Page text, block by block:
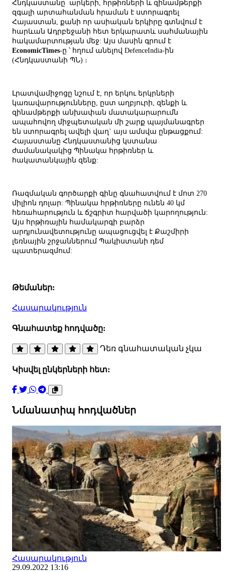
Հնդկաստանը արկերի, հրթիռների և զինամթերքի
զգալի արտահանման հրաման է ստորագրել
Հայաստան, քանի որ ասիական երկիրը գտնվում է
հարևան Ադրբեջանի հետ երկարատև սահմանային
հակամարտության մեջ: Այս մասին գրում է
EconomicTimes-ը ՝ հղում անելով DefenceIndia-ին
(Հնդկաստանի ՊՆ) ։
Լրատվամիջոցը նշում է, որ երկու երկրների
կառավարությունները, ըստ աղբյուրի, զենքի և
զինամթերքի անխափան մատակարարումն
ապահովող միջպետական մի շարք պայմանագրեր
են ստորագրել ավելի վաղ` այս ամսվա ընթացքում:
Հայաստանը Հնդկաստանից կստանա
ժամանակակից Պինակա հրթիռներ և
հակատանկային զենք:
Ռազմական գործարքի գինը գնահատվում է մոտ 270
միլիոն դոլար: Պինակա հրթիռները ունեն 40 կմ
հեռահարություն և ճշգրիտ հարվածի կարողություն:
Այս հրթիռային համակարգի բարձր
արդյունավետությունը ապացուցվել է Քաշմիրի
լեռնային շրջաններում Պակիստանի դեմ
պատերազմում:
Թեմաներ:
Հասարակություն
Գնահատեք հոդվածը:
Դեռ գնահատական չկա
Կիսվել ընկերների հետ:
Նմանատիպ հոդվածներ
Հասարակություն
29.09.2022 13:16